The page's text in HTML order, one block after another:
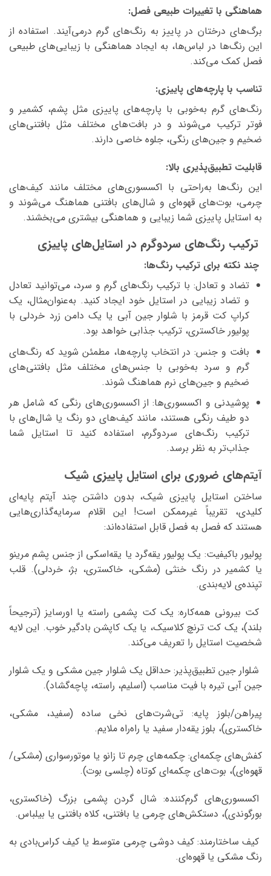
هماهنگی با تغییرات طبیعی فصل:
برگ‌های درختان در پاییز به رنگ‌های گرم درمی‌آیند. استفاده از
این رنگ‌ها در لباس‌ها، به ایجاد هماهنگی با زیبایی‌های طبیعی
فصل کمک می‌کند.
تناسب با پارچه‌های پاییزی:
رنگ‌های گرم به‌خوبی با پارچه‌های پاییزی مثل پشم، کشمیر و
فوتر ترکیب می‌شوند و در بافت‌های مختلف مثل بافتنی‌های
ضخیم و جین‌های رنگی، جلوه خاصی دارند.
قابلیت تطبیق‌پذیری بالا:
این رنگ‌ها به‌راحتی با اکسسوری‌های مختلف مانند کیف‌های
چرمی، بوت‌های قهوه‌ای و شال‌های بافتنی هماهنگ می‌شوند و
به استایل پاییزی شما زیبایی و هماهنگی بیشتری می‌بخشند.
ترکیب رنگ‌های سردوگرم در استایل‌های پاییزی
چند نکته برای ترکیب رنگ‌ها:
تضاد و تعادل: با ترکیب رنگ‌های گرم و سرد، می‌توانید تعادل
و تضاد زیبایی در استایل خود ایجاد کنید. به‌عنوان‌مثال، یک
کراپ کت قرمز با شلوار جین آبی یا یک دامن زرد خردلی با
پولیور خاکستری، ترکیب جذابی خواهد بود.
بافت و جنس: در انتخاب پارچه‌ها، مطمئن شوید که رنگ‌های
گرم و سرد به‌خوبی با جنس‌های مختلف مثل بافتنی‌های
ضخیم و جین‌های نرم هماهنگ شوند.
پوشیدنی و اکسسوری‌ها: از اکسسوری‌های رنگی که شامل هر
دو طیف رنگی هستند، مانند کیف‌های دو رنگ یا شال‌های با
ترکیب رنگ‌های سردوگرم، استفاده کنید تا استایل شما
جذاب‌تر به نظر برسد.
آیتم‌های ضروری برای استایل پاییزی شیک
ساختن استایل پاییزی شیک، بدون داشتن چند آیتم پایه‌ای
کلیدی، تقریباً غیرممکن است! این اقلام سرمایه‌گذاری‌هایی
هستند که فصل به فصل قابل استفاده‌اند:
پولیور باکیفیت: یک پولیور یقه‌گرد یا یقه‌اسکی از جنس پشم مرینو
یا کشمیر در رنگ خنثی (مشکی، خاکستری، بژ، خردلی). قلب
تپنده‌ی لایه‌بندی.
کت بیرونی همه‌کاره: یک کت پشمی راسته یا اورسایز (ترجیحاً
بلند)، یک کت ترنچ کلاسیک، یا یک کاپشن بادگیر خوب. این لایه
شخصیت استایل را تعریف می‌کند.
شلوار جین تطبیق‌پذیر: حداقل یک شلوار جین مشکی و یک شلوار
جین آبی تیره با فیت مناسب (اسلیم، راسته، پاچه‌گشاد).
پیراهن/بلوز پایه: تی‌شرت‌های نخی ساده (سفید، مشکی،
خاکستری)، بلوز یقه‌دار سفید یا راه‌راه ملایم.
کفش‌های چکمه‌ای: چکمه‌های چرم تا زانو یا موتورسواری (مشکی/
قهوه‌ای)، بوت‌های چکمه‌ای کوتاه (چلسی بوت).
اکسسوری‌های گرم‌کننده: شال گردن پشمی بزرگ (خاکستری،
بورگوندی)، دستکش‌های چرمی یا بافتنی، کلاه بافتنی یا بیلباس.
کیف ساختارمند: کیف دوشی چرمی متوسط یا کیف کراس‌بادی به
رنگ مشکی یا قهوه‌ای.